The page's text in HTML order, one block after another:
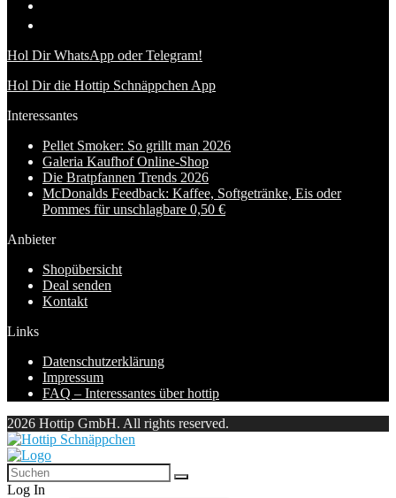
Hol Dir WhatsApp oder Telegram!
Hol Dir die Hottip Schnäppchen App
Interessantes
Pellet Smoker: So grillt man 2026
Galeria Kaufhof Online-Shop
Die Bratpfannen Trends 2026
McDonalds Feedback: Kaffee, Softgetränke, Eis oder
Pommes für unschlagbare 0,50 €
Anbieter
Shopübersicht
Deal senden
Kontakt
Links
Datenschutzerklärung
Impressum
FAQ – Interessantes über hottip
2026 Hottip GmbH. All rights reserved.
Log In